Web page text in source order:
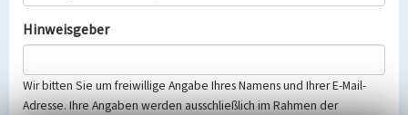
Hinweisgeber
Wir bitten Sie um freiwillige Angabe Ihres Namens und Ihrer E-Mail-
Adresse. Ihre Angaben werden ausschließlich im Rahmen der